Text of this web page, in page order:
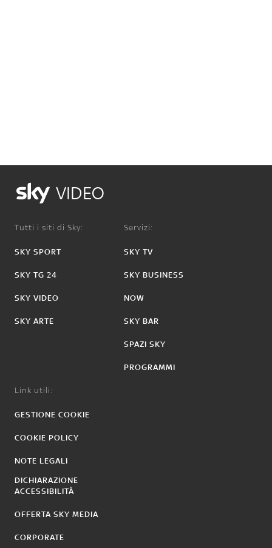
VIDEO
Tutti i siti di Sky:
SKY SPORT
SKY TG 24
SKY VIDEO
SKY ARTE
Servizi:
SKY TV
SKY BUSINESS
NOW
SKY BAR
SPAZI SKY
PROGRAMMI
Link utili:
GESTIONE COOKIE
COOKIE POLICY
NOTE LEGALI
DICHIARAZIONE
ACCESSIBILITÀ
OFFERTA SKY MEDIA
CORPORATE